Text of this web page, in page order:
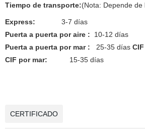
Tiempo de transporte:(Nota: Depende
Express:
3-7 días
Puerta a puertapor aire : 10-12 días
Puerta a puerta por mar :
25-35 díasCIF
CIF por mar: 15-35 días
CERTIFICADO